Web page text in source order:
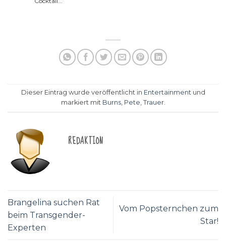
Dieser Eintrag wurde veröffentlicht in Entertainmentund
markiert mit Burns, Pete, Trauer.
REDAKTION
Brangelina suchen Rat
beim Transgender-
Experten
Vom Popsternchen zum
Star!